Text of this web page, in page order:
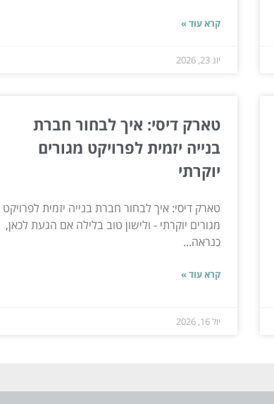
קרא עוד »
יונ 23, 2026
טארק דיסי: איך לבחור חברת
בנייה יזמית לפרויקט מגורים
יוקרתי
טארק דיסי: איך לבחור חברת בנייה יזמית לפרויקט
מגורים יוקרתי - ולישון טוב בלילה אם הגעת לכאן,
כנראה...
קרא עוד »
יול 16, 2026